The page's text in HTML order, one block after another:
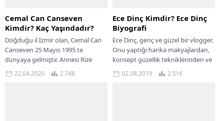
Cemal Can Canseven
Kimdir? Kaç Yaşındadır?
Doğduğu il İzmir olan, Cemal Can
Canseven 25 Mayıs 1995 te
dünyaya gelmiştir. Annesi Rize
doğumlu, babası ise Selanik
göçmenidir....
22.04.2020 2.748
Ece Dinç Kimdir? Ece Dinç
Biyografi
Ece Dinç, genç ve güzel bir vlogger.
Onu yaptığı harika makyajlardan,
konsept güzellik tekniklerinden ve
cilt bakımı ile ilgili verdiği...
02.08.2019 2.516